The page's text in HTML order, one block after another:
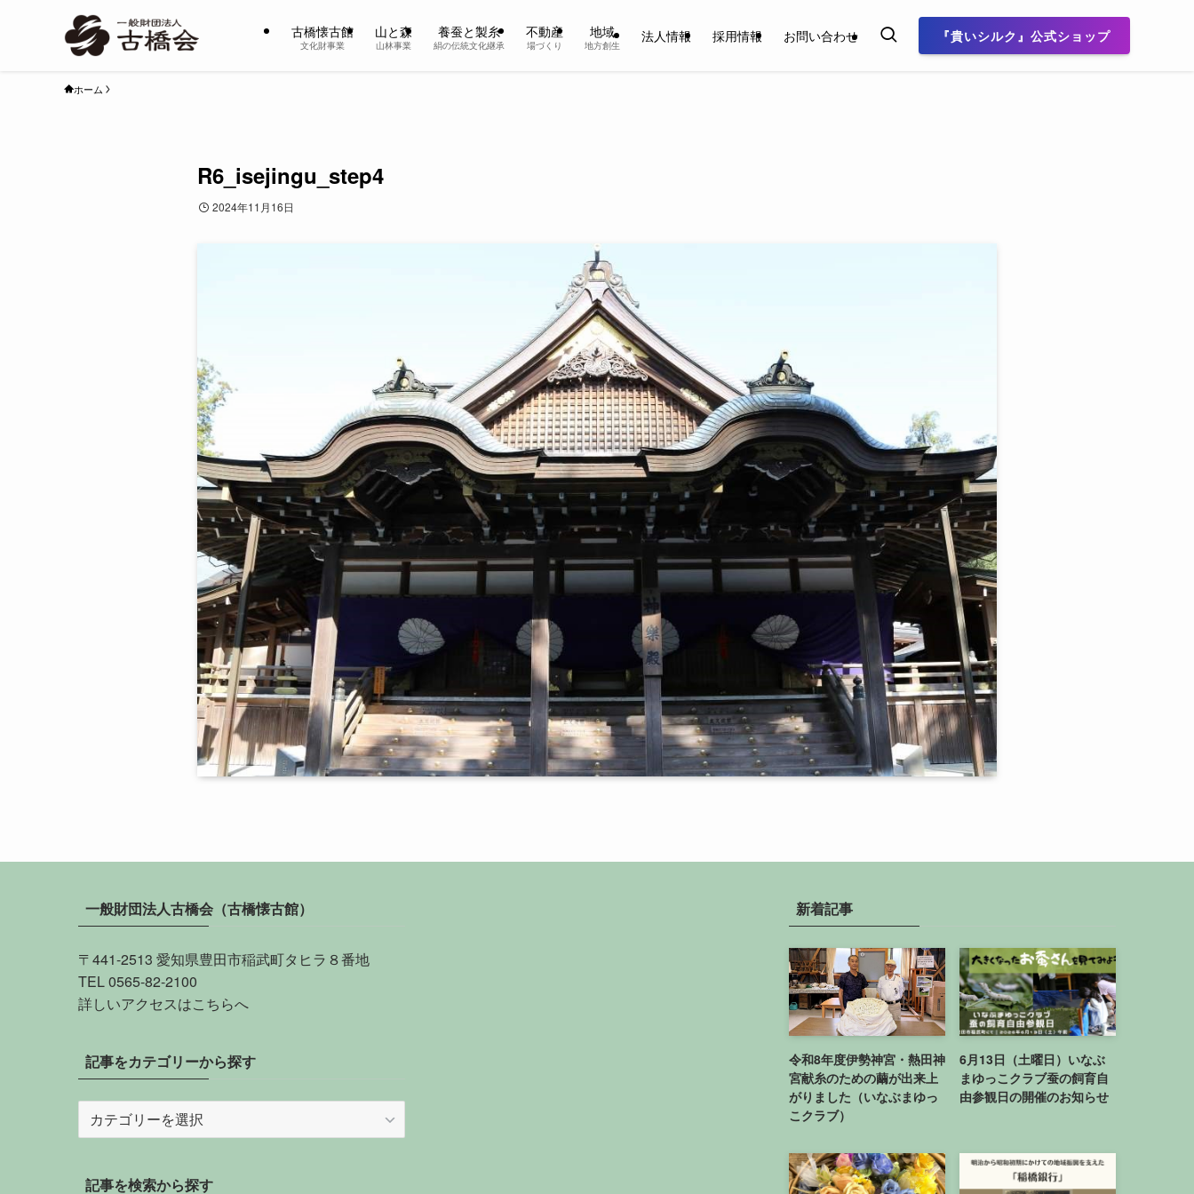
古橋懐古館
文化財事業
山と森
山林事業
養蚕と製糸
絹の伝統文化継承
不動産
場づくり
地域
地方創生
法人情報 採用情報 お問い合わせ 『貴いシルク』公式ショップ
ホーム
R6_isejingu_step4
2024年11月16日
一般財団法人古橋会（古橋懐古館）
〒441-2513 愛知県豊田市稲武町タヒラ８番地
TEL 0565-82-2100
詳しいアクセスはこちらへ
記事をカテゴリーから探す
事
カ
記事を検索から探す
新着記事
令和8年度伊勢神宮・熱田神
宮献糸のための繭が出来上
がりました（いなぶまゆっ
こクラブ）
6月13日（土曜日）いなぶ
まゆっこクラブ蚕の飼育自
由参観日の開催のお知らせ